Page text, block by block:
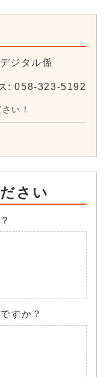
ジタル係
: 058-323-5192
い！
さい
すか？